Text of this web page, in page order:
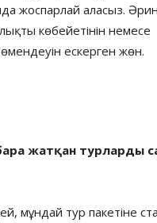
жоспарлай аласыз.
көбейетінін немесе
ескерген жөн.
жатқан турларды
мұндай тур пакетіне